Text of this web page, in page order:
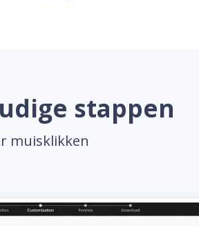
stappen
muisklikken